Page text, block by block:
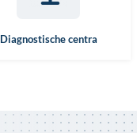
Diagnostische centra